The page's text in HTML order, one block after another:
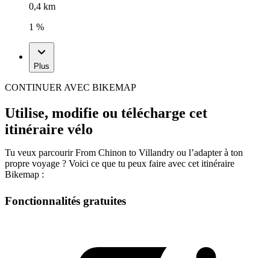
0,4 km
1 %
Plus
CONTINUER AVEC BIKEMAP
Utilise, modifie ou télécharge cet
itinéraire vélo
Tu veux parcourir From Chinon to Villandry ou l’adapter à ton
propre voyage ? Voici ce que tu peux faire avec cet itinéraire
Bikemap :
Fonctionnalités gratuites